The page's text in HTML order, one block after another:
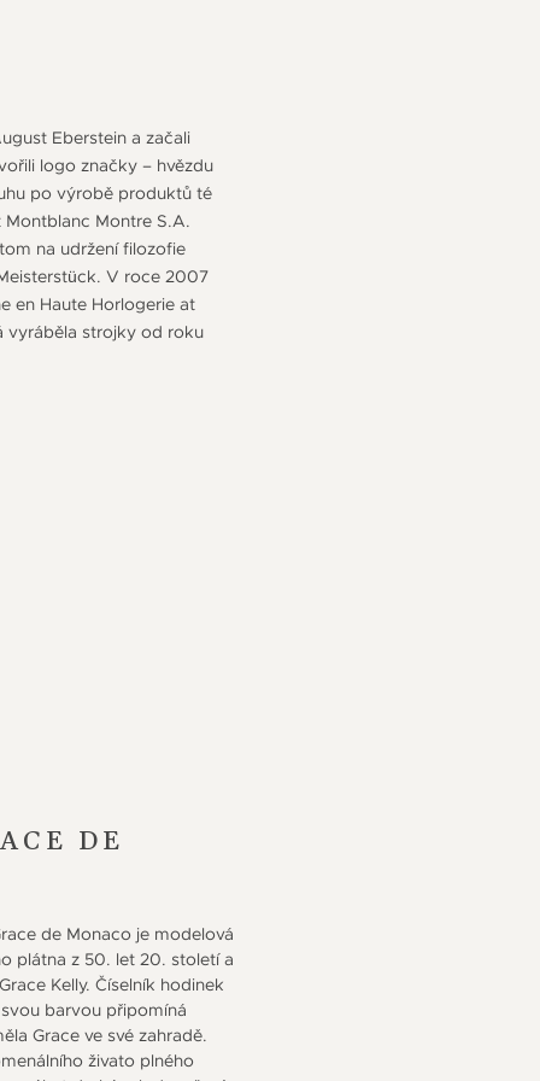
Eberstein a začali
logo značky – hvězdu
po výrobě produktů té
Montre S.A.
na udržení filozofie
V roce 2007
en Haute Horlogerie at
vyráběla strojky od roku
DE
de Monaco je modelová
plátna z 50. let 20. století a
Kelly. Číselník hodinek
barvou připomíná
Grace ve své zahradě.
živato plného